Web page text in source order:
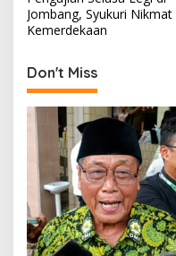
s
t
n
a
v
g
a
t
i
Jombang, Syukuri Nikmat
Kemerdekaan
Don't Miss